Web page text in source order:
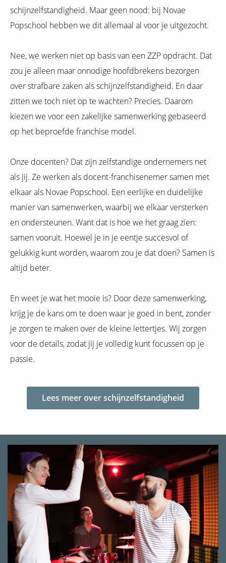
schijnzelfstandigheid. Maar geen nood: bij Novae
Popschool hebben we dit allemaal al voor je uitgezocht.
Nee, we werken niet op basis van een ZZP opdracht. Dat
zou je alleen maar onnodige hoofdbrekens bezorgen
over strafbare zaken als schijnzelfstandigheid. En daar
zitten we toch niet op te wachten? Precies. Daarom
kiezen we voor een zakelijke samenwerking gebaseerd
op het beproefde franchise model.
Onze docenten? Dat zijn zelfstandige ondernemers net
als jij. Ze werken als docent-franchisenemer samen met
elkaar als Novae Popschool. Een eerlijke en duidelijke
manier van samenwerken, waarbij we elkaar versterken
en ondersteunen. Want dat is hoe we het graag zien:
samen vooruit. Hoewel je in je eentje succesvol of
gelukkig kunt worden, waarom zou je dat doen? Samen is
altijd beter.
En weet je wat het mooie is? Door deze samenwerking,
krijg je de kans om te doen waar je goed in bent, zonder
je zorgen te maken over de kleine lettertjes. Wij zorgen
voor de details, zodat jij je volledig kunt focussen op je
passie.
Lees meer over schijnzelfstandigheid